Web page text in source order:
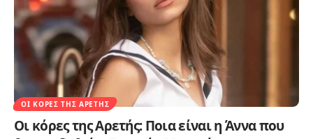
ΟΙ ΚΌΡΕΣ ΤΗΣ ΑΡΕΤΉΣ
Οι κόρες της Αρετής: Ποια είναι η Άννα που